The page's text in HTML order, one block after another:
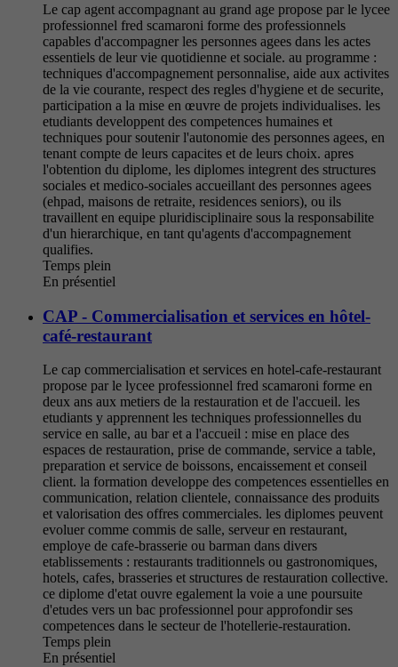
Le cap agent accompagnant au grand age propose par le lycee
professionnel fred scamaroni forme des professionnels
capables d'accompagner les personnes agees dans les actes
essentiels de leur vie quotidienne et sociale. au programme :
techniques d'accompagnement personnalise, aide aux activites
de la vie courante, respect des regles d'hygiene et de securite,
participation a la mise en œuvre de projets individualises. les
etudiants developpent des competences humaines et
techniques pour soutenir l'autonomie des personnes agees, en
tenant compte de leurs capacites et de leurs choix. apres
l'obtention du diplome, les diplomes integrent des structures
sociales et medico-sociales accueillant des personnes agees
(ehpad, maisons de retraite, residences seniors), ou ils
travaillent en equipe pluridisciplinaire sous la responsabilite
d'un hierarchique, en tant qu'agents d'accompagnement
qualifies.
Temps plein
En présentiel
CAP - Commercialisation et services en hôtel-
café-restaurant
Le cap commercialisation et services en hotel-cafe-restaurant
propose par le lycee professionnel fred scamaroni forme en
deux ans aux metiers de la restauration et de l'accueil. les
etudiants y apprennent les techniques professionnelles du
service en salle, au bar et a l'accueil : mise en place des
espaces de restauration, prise de commande, service a table,
preparation et service de boissons, encaissement et conseil
client. la formation developpe des competences essentielles en
communication, relation clientele, connaissance des produits
et valorisation des offres commerciales. les diplomes peuvent
evoluer comme commis de salle, serveur en restaurant,
employe de cafe-brasserie ou barman dans divers
etablissements : restaurants traditionnels ou gastronomiques,
hotels, cafes, brasseries et structures de restauration collective.
ce diplome d'etat ouvre egalement la voie a une poursuite
d'etudes vers un bac professionnel pour approfondir ses
competences dans le secteur de l'hotellerie-restauration.
Temps plein
En présentiel